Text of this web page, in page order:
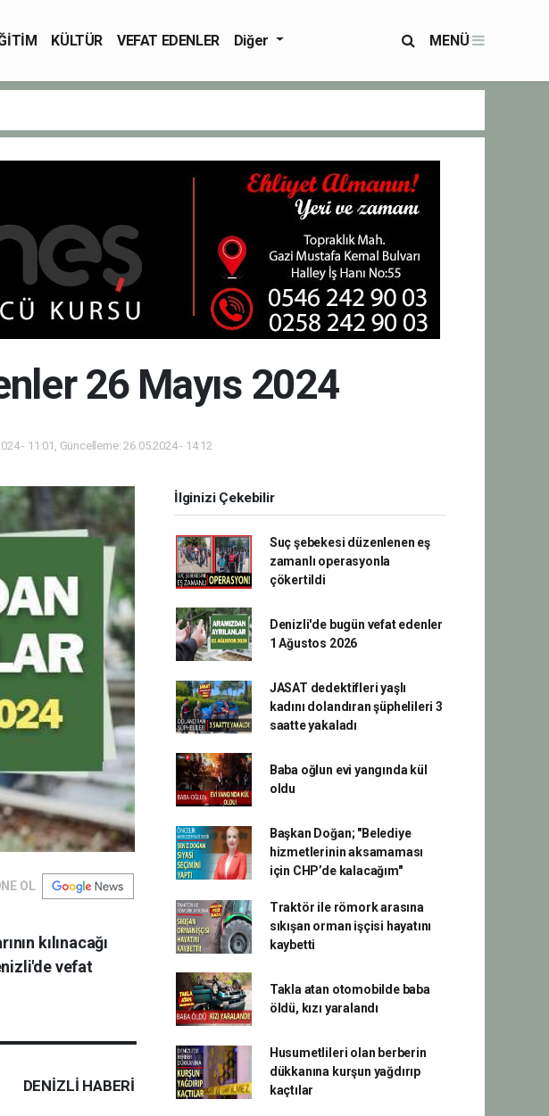
KÜLTÜR VEFAT EDENLER Diğer MENÜ
26 Mayıs 2024
- 11:01, Güncelleme: 26.05.2024 - 14:12
OL
kılınacağı
vefat
DENIZLI HABERİ
İlginizi Çekebilir
Suç şebekesi düzenlenen eş
zamanlı operasyonla
çökertildi
Denizli'de bugün vefat edenler
1 Ağustos 2026
JASAT dedektifleri yaşlı
kadını dolandıran şüphelileri 3
saatte yakaladı
Baba oğlun evi yangında kül
oldu
Başkan Doğan; "Belediye
hizmetlerinin aksamaması
için CHP’de kalacağım"
Traktör ile römork arasına
sıkışan orman işçisi hayatını
kaybetti
Takla atan otomobilde baba
öldü, kızı yaralandı
Husumetlileri olan berberin
dükkanına kurşun yağdırıp
kaçtılar